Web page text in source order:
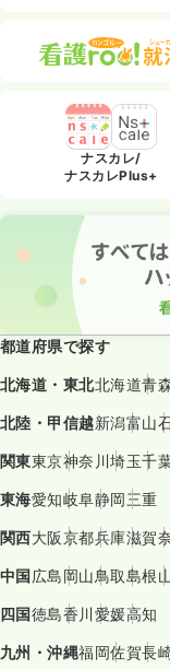
ナスカレ/
ナスカレPlus+
都道府県で探す
北海道・東北北海道青
北陸・甲信越新潟富山
関東東京神奈川埼玉千
東海愛知岐阜静岡三重
関西大阪京都兵庫滋賀
中国広島岡山鳥取島根
四国徳島香川愛媛高知
九州・沖縄福岡佐賀長